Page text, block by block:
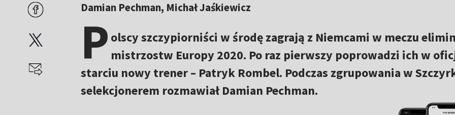
Damian Pechman, Michał Jaśkiewicz
P olscy szczypiorniści w środę zagrają z Niemcami w meczu
mistrzostw Europy 2020. Po raz pierwszy poprowadzi ich w
starciu nowy trener – Patryk Rombel. Podczas zgrupowania w
selekcjonerem rozmawiał Damian Pechman.